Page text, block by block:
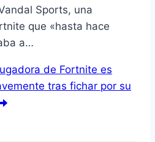
Sports, una
que «hasta hace
a…
de Fortnite es
tras fichar por su